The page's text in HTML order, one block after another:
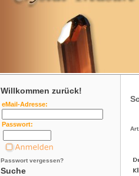
Willkommen zurück!
eMail-Adresse:
Passwort:
Passwort vergessen?
Suche